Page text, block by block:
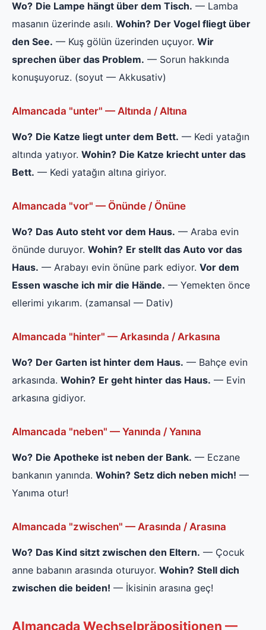
Wo? Die Lampe hängt über dem Tisch. — Lamba
masanın üzerinde asılı. Wohin? Der Vogel fliegt über
den See. — Kuş gölün üzerinden uçuyor. Wir
sprechen über das Problem. — Sorun hakkında
konuşuyoruz. (soyut — Akkusativ)
Almancada "unter" — Altında / Altına
Wo? Die Katze liegt unter dem Bett. — Kedi yatağın
altında yatıyor. Wohin? Die Katze kriecht unter das
Bett. — Kedi yatağın altına giriyor.
Almancada "vor" — Önünde / Önüne
Wo? Das Auto steht vor dem Haus. — Araba evin
önünde duruyor. Wohin? Er stellt das Auto vor das
Haus. — Arabayı evin önüne park ediyor. Vor dem
Essen wasche ich mir die Hände. — Yemekten önce
ellerimi yıkarım. (zamansal — Dativ)
Almancada "hinter" — Arkasında / Arkasına
Wo? Der Garten ist hinter dem Haus. — Bahçe evin
arkasında. Wohin? Er geht hinter das Haus. — Evin
arkasına gidiyor.
Almancada "neben" — Yanında / Yanına
Wo? Die Apotheke ist neben der Bank. — Eczane
bankanın yanında. Wohin? Setz dich neben mich! —
Yanıma otur!
Almancada "zwischen" — Arasında / Arasına
Wo? Das Kind sitzt zwischen den Eltern. — Çocuk
anne babanın arasında oturuyor. Wohin? Stell dich
zwischen die beiden! — İkisinin arasına geç!
Almancada Wechselpräpositionen —